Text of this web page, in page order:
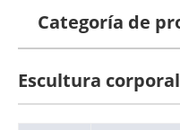
Categoría de
Escultura